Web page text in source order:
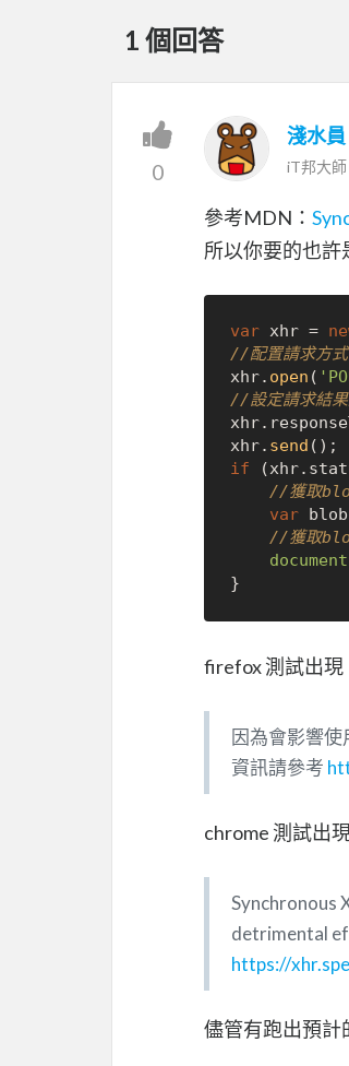
1 個回答
0
淺水員
iT邦大
參考MDN：
所以你要的也許
var xhr =
//配置請求方式
xhr. open (
//設定請求結
xhr.
xhr. send
if (xhr.
//獲取
var blob
//獲取
document
firefox 測試出現
因為會影響
資訊請參考
chrome 測試出
Synchronous
detrimental
https://
儘管有跑出預計